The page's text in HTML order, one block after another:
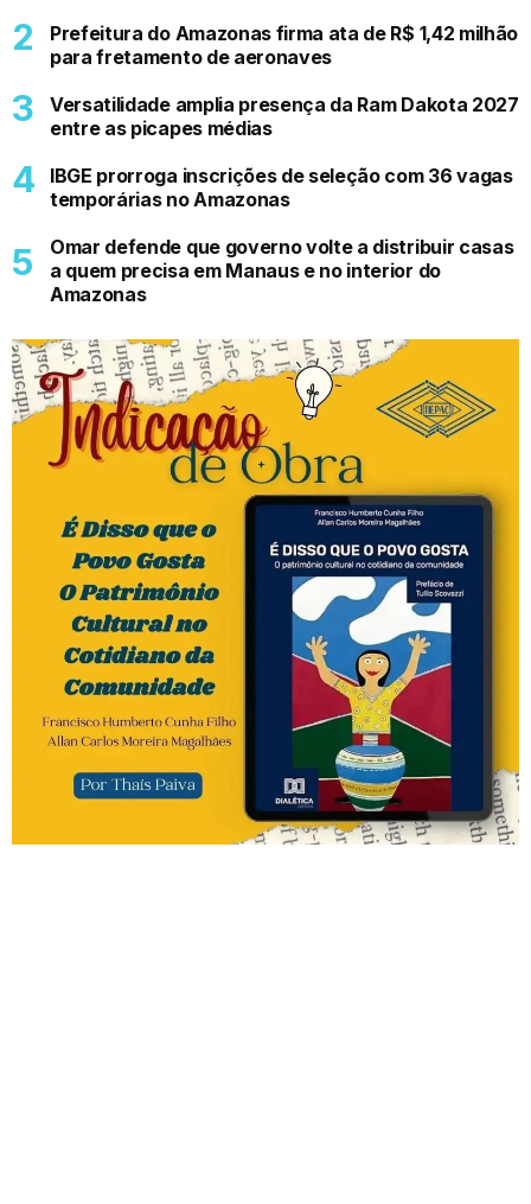
Prefeitura do Amazonas firma ata de R$ 1,42 milhão
para fretamento de aeronaves
Versatilidade amplia presença da Ram Dakota 2027
entre as picapes médias
IBGE prorroga inscrições de seleção com 36 vagas
temporárias no Amazonas
Omar defende que governo volte a distribuir casas
a quem precisa em Manaus e no interior do
Amazonas